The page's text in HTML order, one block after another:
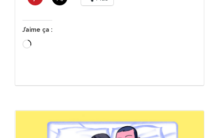
J’aime ça :
Chargement…